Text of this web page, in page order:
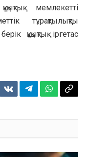
мемлекетті
тұрақтылықты
құқықтық іргетас
VKontakte
TelegramWhatsApp
Copy